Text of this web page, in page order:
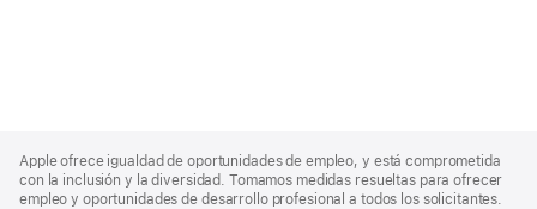
Footer
Apple ofrece igualdad de oportunidades de empleo, y está comprometida
con la inclusión y la diversidad. Tomamos medidas resueltas para ofrecer
empleo y oportunidades de desarrollo profesional a todos los solicitantes.